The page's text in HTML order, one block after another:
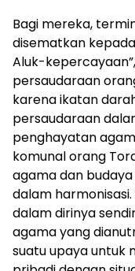
Bagi mereka,
disematkan
Aluk-
persaudaraan
karena ikatan
persaudaraan
penghayatan
komunal orang
agama dan
dalam
dalam dirinya
agama yang
suatu upaya